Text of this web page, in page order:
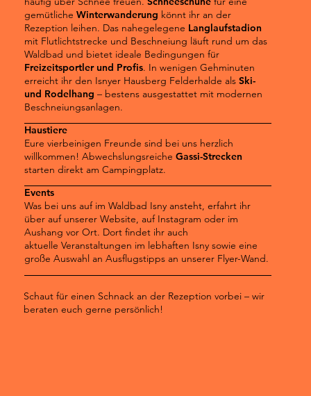
gemütliche Winterwanderung könnt ihr an der
Rezeption leihen. Das nahegelegene Langlaufstadion
mit Flutlichtstrecke und Beschneiung läuft rund um das
Waldbad und bietet ideale Bedingungen für
Freizeitsportler und Profis. In wenigen Gehminuten
erreicht ihr den Isnyer Hausberg Felderhalde als Ski-
und Rodelhang – bestens ausgestattet mit modernen
Beschneiungsanlagen.
Haustiere
Eure vierbeinigen Freunde sind bei uns herzlich
willkommen! Abwechslungsreiche Gassi-Strecken
starten direkt am Campingplatz.
Events
Was bei uns auf im Waldbad Isny ansteht, erfahrt ihr
über auf unserer Website, auf Instagram oder im
Aushang vor Ort. Dort findet ihr auch
aktuelle Veranstaltungen im lebhaften Isny sowie eine
große Auswahl an Ausflugstipps an unserer Flyer-Wand.
Schaut für einen Schnack an der Rezeption vorbei – wir
beraten euch gerne persönlich!